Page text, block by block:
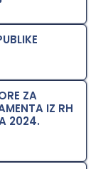
ZA
IZ RH
2024.